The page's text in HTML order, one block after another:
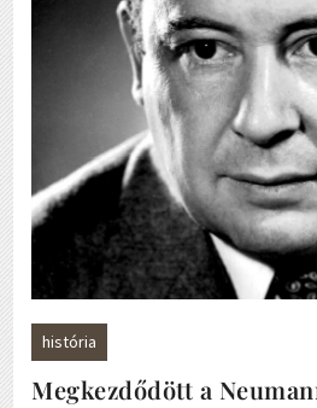
história
Megkezdődött a